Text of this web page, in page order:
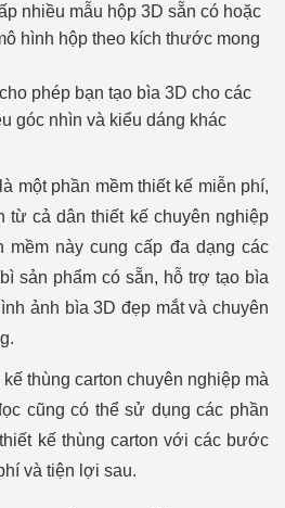
nhiều mẫu hộp 3D sẵn có hoặc
hình hộp theo kích thước mong
phép bạn tạo bìa 3D cho các
góc nhìn và kiểu dáng khác
một phần mềm thiết kế miễn phí,
từ cả dân thiết kế chuyên nghiệp
mềm này cung cấp đa dạng các
sản phẩm có sẵn, hỗ trợ tạo bìa
ảnh bìa 3D đẹp mắt và chuyên
thùng carton chuyên nghiệp mà
cũng có thể sử dụng các phần
kế thùng carton với các bước
và tiện lợi sau.